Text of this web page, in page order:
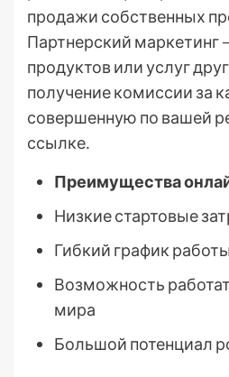
продажи собственных
Партнерский маркетинг
продуктов или услуг
получение комиссии за
совершенную по вашей
ссылке․
Преимущества
Низкие стартовые
Гибкий график работы
Возможность
мира
Большой потенциал